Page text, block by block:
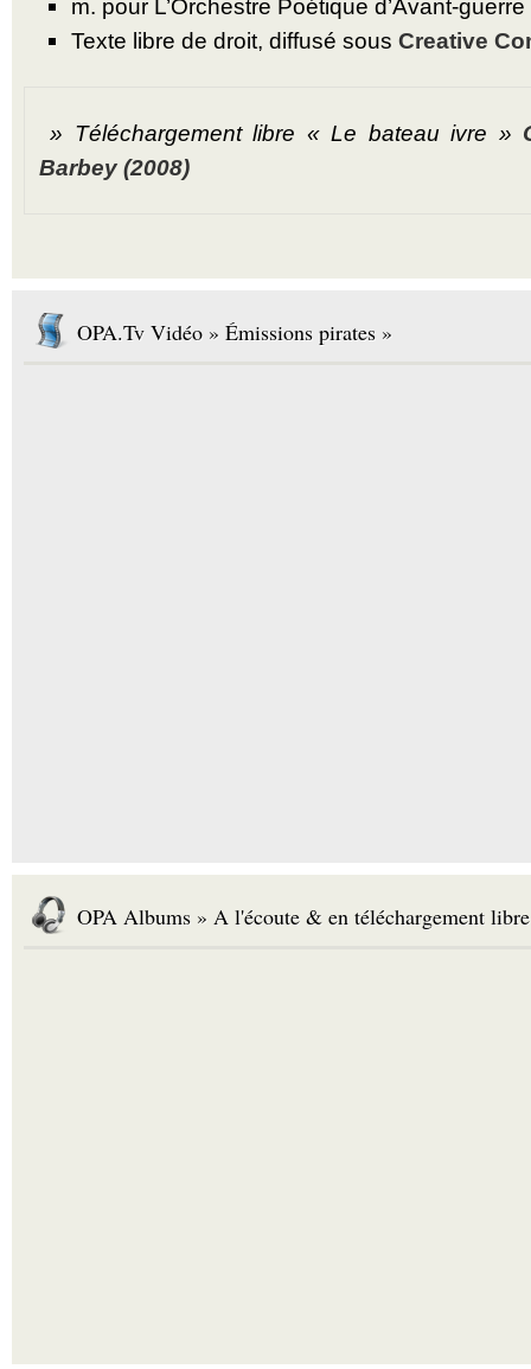
m. pour L’Orchestre Poétique d’Avant-guerre
Texte libre de droit, diffusé sous Creative
» Téléchargement libre « Le bateau ivre »
Barbey (2008)
OPA.Tv Vidéo » Émissions pirates »
OPA Albums » A l'écoute & en téléchargement